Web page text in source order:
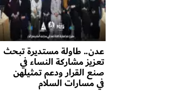
عدن.. طاولة مستديرة تبحث
تعزيز مشاركة النساء في
صنع القرار ودعم تمثيلهن
في مسارات السلام